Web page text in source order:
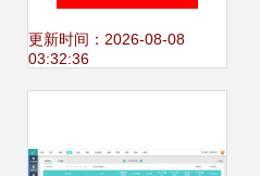
文案，访问官网获
更新时间：2026-08-08
03:32:36